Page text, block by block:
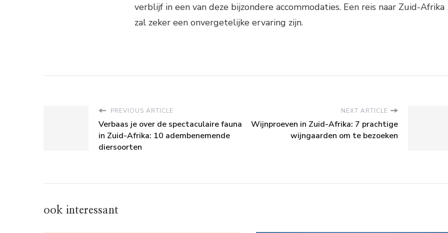
verblijf in een van deze bijzondere accommodaties. Een reis naar Zuid-Afrika
zal zeker een onvergetelijke ervaring zijn.
PREVIOUS ARTICLE
Verbaas je over de spectaculaire fauna
in Zuid-Afrika: 10 adembenemende
diersoorten
NEXT ARTICLE
Wijnproeven in Zuid-Afrika: 7 prachtige
wijngaarden om te bezoeken
ook interessant